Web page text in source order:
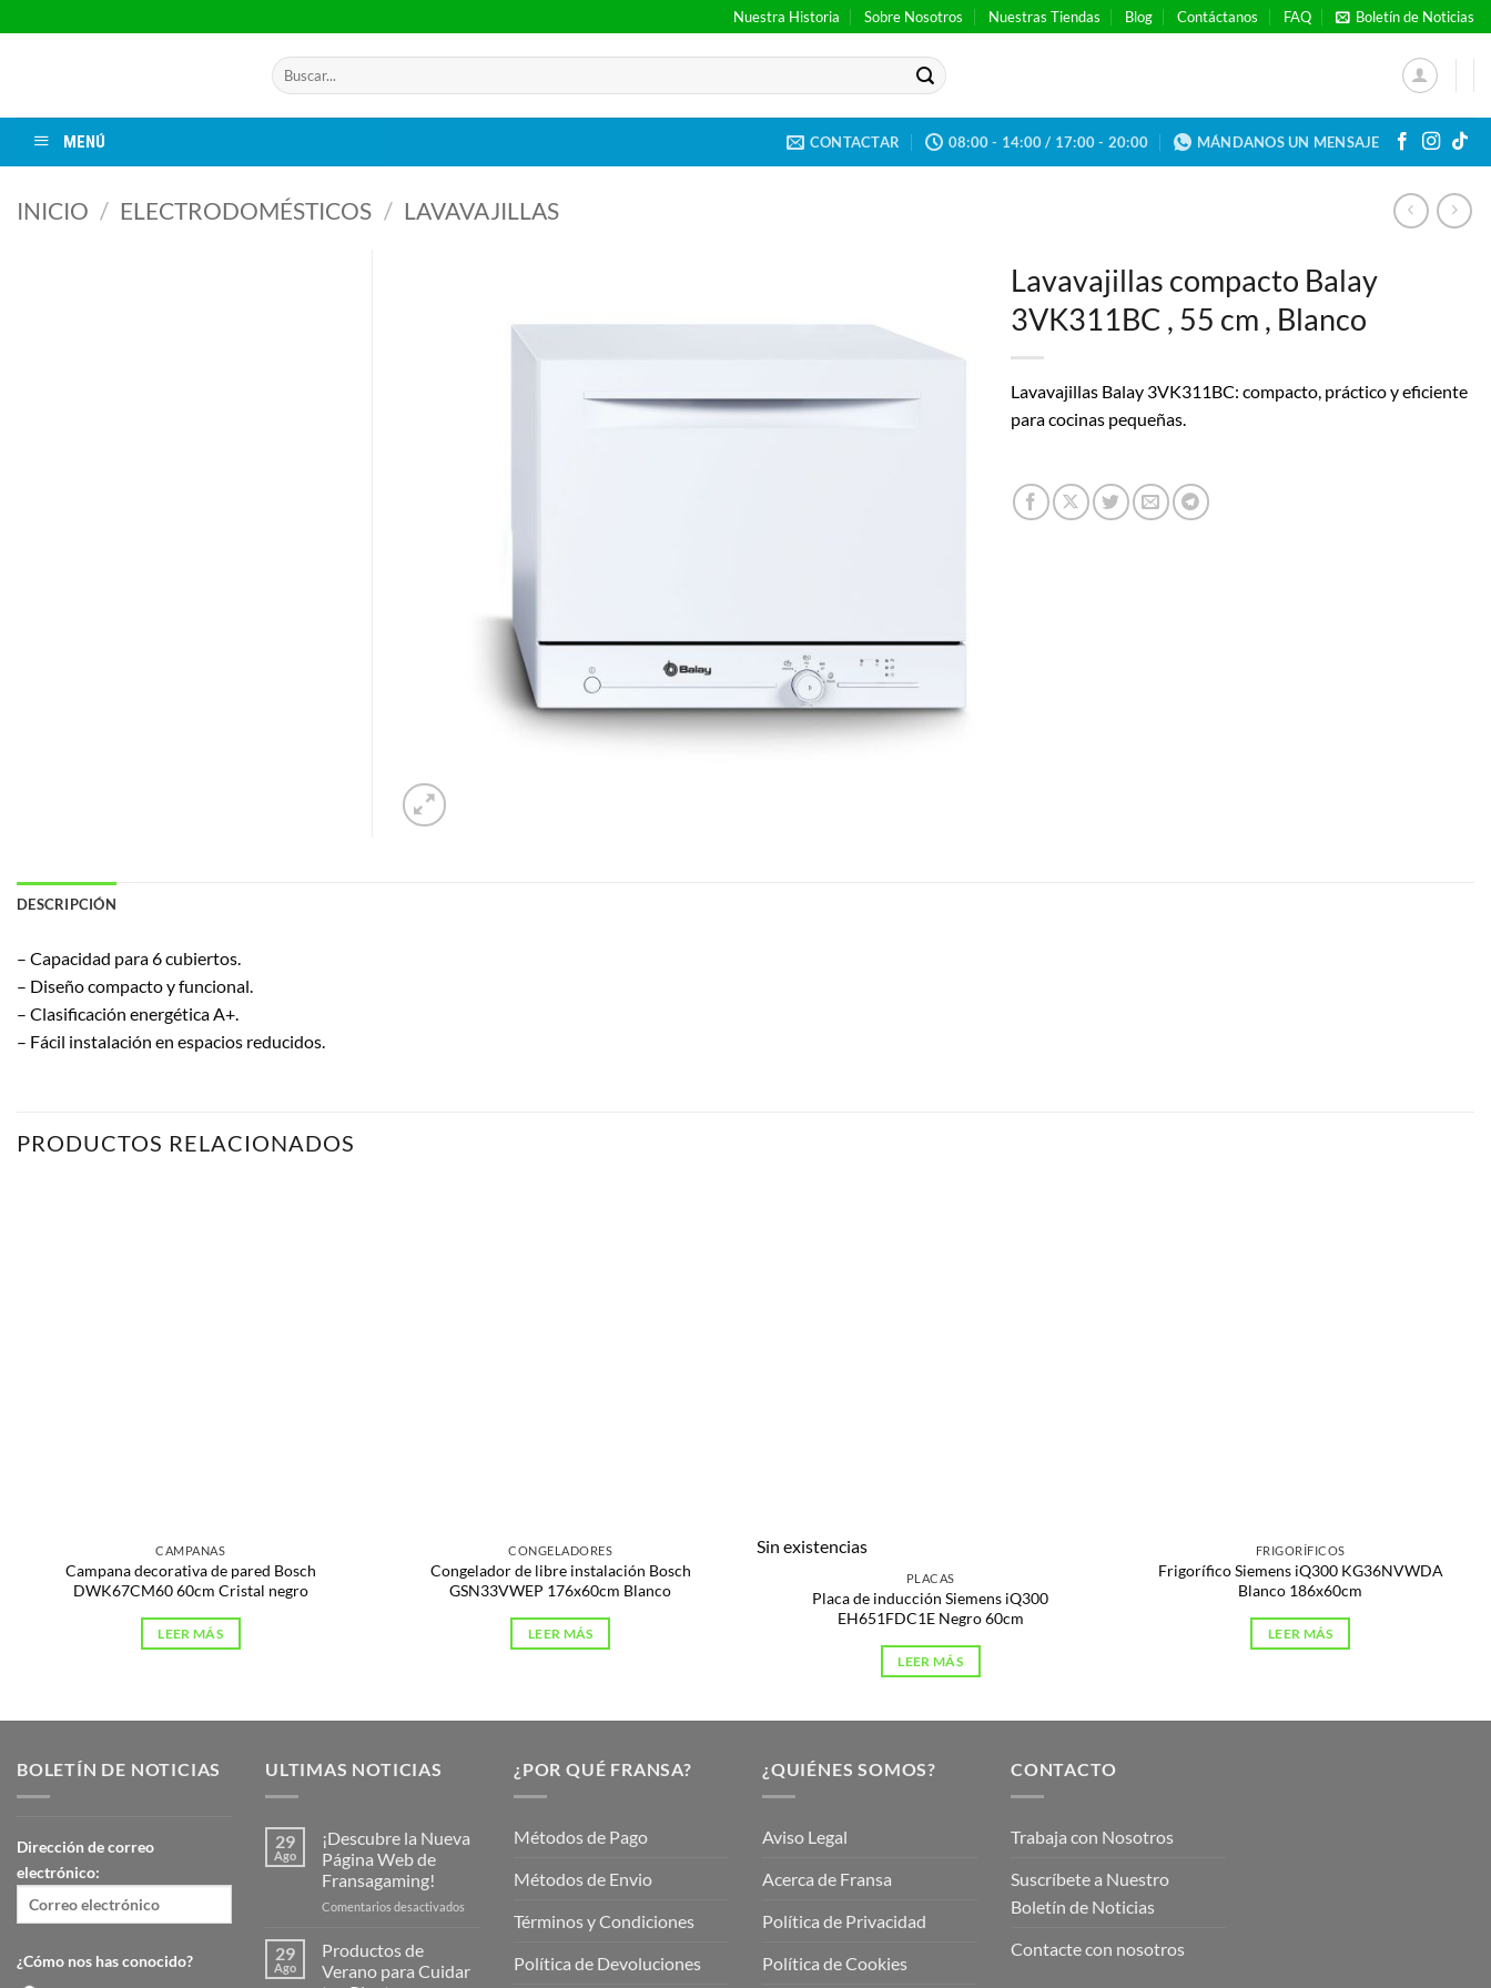
al
Nuestra Historia Sobre Nosotros Nuestras Tiendas Blog Contáctanos FAQ Boletín de Noticias
Buscar
por:
MENÚ CONTACTAR 08:00 - 14:00 / 17:00 - 20:00 MÁNDANOS UN MENSAJE
INICIO / ELECTRODOMÉSTICOS / LAVAVAJILLAS
Lavavajillas compacto Balay
3VK311BC , 55 cm , Blanco
Lavavajillas Balay 3VK311BC: compacto, práctico y eficiente
para cocinas pequeñas.
DESCRIPCIÓN
– Capacidad para 6 cubiertos.
– Diseño compacto y funcional.
– Clasificación energética A+.
– Fácil instalación en espacios reducidos.
PRODUCTOS RELACIONADOS
CAMPANAS
Campana decorativa de pared Bosch
DWK67CM60 60cm Cristal negro
LEER MÁS
CONGELADORES
Congelador de libre instalación Bosch
GSN33VWEP 176x60cm Blanco
LEER MÁS
Sin existencias
PLACAS
Placa de inducción Siemens iQ300
EH651FDC1E Negro 60cm
LEER MÁS
FRIGORÍFICOS
Frigorífico Siemens iQ300 KG36NVWDA
Blanco 186x60cm
LEER MÁS
BOLETÍN DE NOTICIAS
Dirección de correo
electrónico:
¿Cómo nos has conocido?
ULTIMAS NOTICIAS
29
Ago
¡Descubre la Nueva
Página Web de
Fransagaming!
Comentarios desactivados
Página
29
Ago
Productos de
Verano para Cuidar
¿POR QUÉ FRANSA?
Métodos de Pago
Métodos de Envio
Términos y Condiciones
Política de Devoluciones
¿QUIÉNES SOMOS?
Aviso Legal
Acerca de Fransa
Política de Privacidad
Política de Cookies
CONTACTO
Trabaja con Nosotros
Suscríbete a Nuestro
Boletín de Noticias
Contacte con nosotros